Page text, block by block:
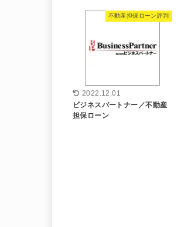
不動産担保ローン評判
2022.12.01
ビジネスパートナー／不動産
担保ローン